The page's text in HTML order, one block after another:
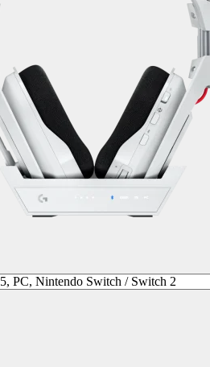
PC, Nintendo Switch / Switch 2